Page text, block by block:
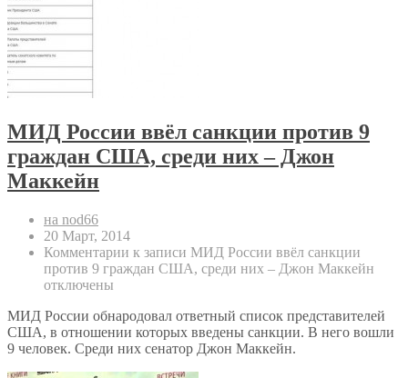
МИД России ввёл санкции против 9
граждан США, среди них – Джон
Маккейн
на nod66
20 Март, 2014
Комментарии к записи МИД России ввёл санкции
против 9 граждан США, среди них – Джон Маккейн
отключены
МИД России обнародовал ответный список представителей
США, в отношении которых введены санкции. В него вошли
9 человек. Среди них сенатор Джон Маккейн.